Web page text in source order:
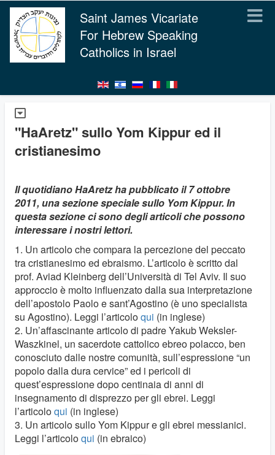
Saint James Vicariate
For Hebrew Speaking
Catholics in Israel
"HaAretz" sullo Yom Kippur ed il
cristianesimo
Il quotidiano HaAretz ha pubblicato il 7 ottobre
2011, una sezione speciale sullo Yom Kippur. In
questa sezione ci sono degli articoli che possono
interessare i nostri lettori.
1. Un articolo che compara la percezione del peccato
tra cristianesimo ed ebraismo. L’articolo è scritto dal
prof. Aviad Kleinberg dell’Università di Tel Aviv. Il suo
approccio è molto influenzato dalla sua interpretazione
dell’apostolo Paolo e sant’Agostino (è uno specialista
su Agostino). Leggi l’articoloqui (in inglese)
2. Un’affascinante articolo di padre Yakub Weksler-
Waszkinel, un sacerdote cattolico ebreo polacco, ben
conosciuto dalle nostre comunità, sull’espressione “un
popolo dalla dura cervice” ed i pericoli di
quest’espressione dopo centinaia di anni di
insegnamento di disprezzo per gli ebrei. Leggi
l’articoloqui (in inglese)
3. Un articolo sullo Yom Kippur e gli ebrei messianici.
Leggi l’articoloqui (in ebraico)